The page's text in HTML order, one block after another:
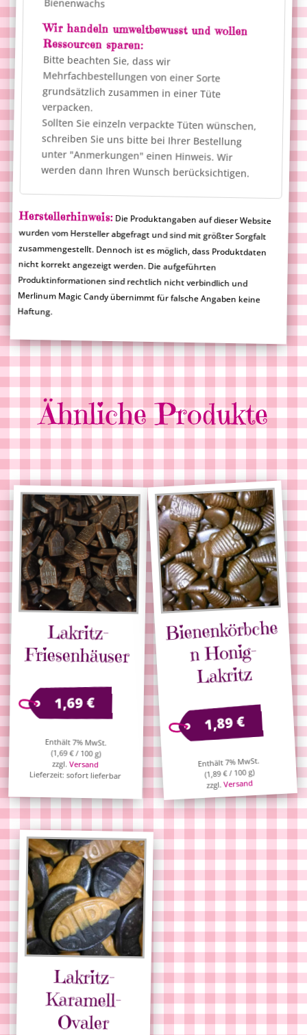
Wir handeln umweltbewusst und wollen
Ressourcen sparen:
Bitte beachten Sie, dass wir
Mehrfachbestellungen von einer Sorte
grundsätzlich zusammen in einer Tüte
verpacken.
Sollten Sie einzeln verpackte Tüten wünschen,
schreiben Sie uns bitte bei Ihrer Bestellung
unter "Anmerkungen" einen Hinweis. Wir
werden dann Ihren Wunsch berücksichtigen.
Herstellerhinweis:Die Produktangaben auf dieser Website
wurden vom Hersteller abgefragt und sind mit größter Sorgfalt
zusammengestellt. Dennoch ist es möglich, dass Produktdaten
nicht korrekt angezeigt werden. Die aufgeführten
Produktinformationen sind rechtlich nicht verbindlich und
Merlinum Magic Candy übernimmt für falsche Angaben keine
Haftung.
Ähnliche Produkte
Lakritz-
Friesenhäuser
1,69€
Enthält 7% MwSt.
(1,69€/ 100 g)
zzgl.Versand
Lieferzeit: sofort lieferbar
Bienenkörbche
n Honig-
Lakritz
1,89€
Enthält 7% MwSt.
(1,89€/ 100 g)
zzgl.Versand
Lakritz-
Karamell-
Ovaler